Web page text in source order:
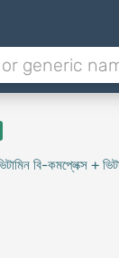
বি-কমপ্লেক্স +